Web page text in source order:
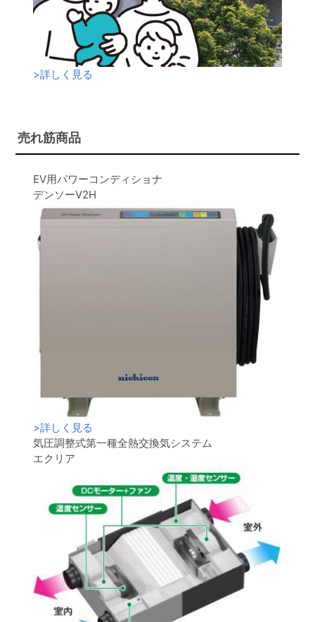
>詳しく見る
売れ筋商品
EV用パワーコンディショナ
デンソーV2H
>詳しく見る
気圧調整式第一種全熱交換気システム
エクリア